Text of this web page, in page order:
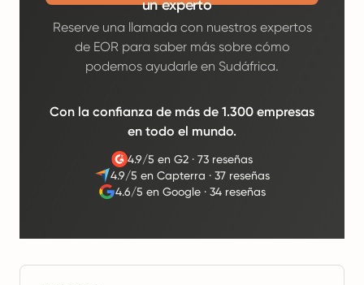
un experto
Reserve una llamada con nuestros expertos
de EOR para saber más sobre cómo
podemos ayudarle en Sudáfrica.
Con la confianza de más de 1.300 empresas
en todo el mundo.
4.9/5 en G2 ·73 reseñas
4.9/5 en Capterra ·37 reseñas
4.6/5 en Google· 34 reseñas